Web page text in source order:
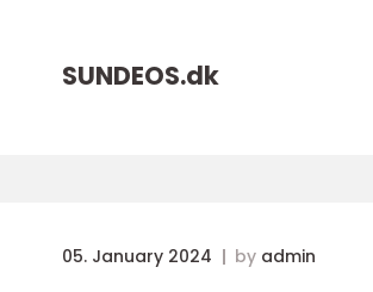
SUNDEOS.dk
05. January 2024 by admin